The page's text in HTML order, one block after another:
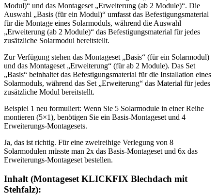
Modul)“ und das Montageset „Erweiterung (ab 2 Module)“. Die
Auswahl „Basis (für ein Modul)“ umfasst das Befestigungsmaterial
für die Montage eines Solarmoduls, während die Auswahl
„Erweiterung (ab 2 Module)“ das Befestigungsmaterial für jedes
zusätzliche Solarmodul bereitstellt.
Zur Verfügung stehen das Montageset „Basis“ (für ein Solarmodul)
und das Montageset „Erweiterung“ (für ab 2 Module). Das Set
„Basis“ beinhaltet das Befestigungsmaterial für die Installation eines
Solarmoduls, während das Set „Erweiterung“ das Material für jedes
zusätzliche Modul bereitstellt.
Beispiel 1 neu formuliert: Wenn Sie 5 Solarmodule in einer Reihe
montieren (5×1), benötigen Sie ein Basis-Montageset und 4
Erweiterungs-Montagesets.
Ja, das ist richtig. Für eine zweireihige Verlegung von 8
Solarmodulen müsste man 2x das Basis-Montageset und 6x das
Erweiterungs-Montageset bestellen.
Inhalt (Montageset KLICKFIX Blechdach mit
Stehfalz):